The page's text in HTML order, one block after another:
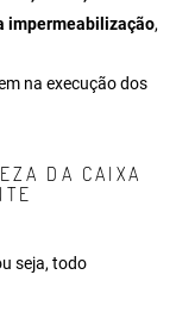
impermeabilização,
na execução dos
DA CAIXA
seja, todo